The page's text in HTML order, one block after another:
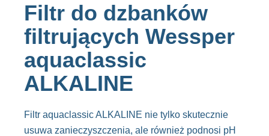
Filtr do dzbanków
filtrujących Wessper
aquaclassic
ALKALINE
Filtr aquaclassic ALKALINE nie tylko skutecznie
usuwa zanieczyszczenia, ale również podnosi pH